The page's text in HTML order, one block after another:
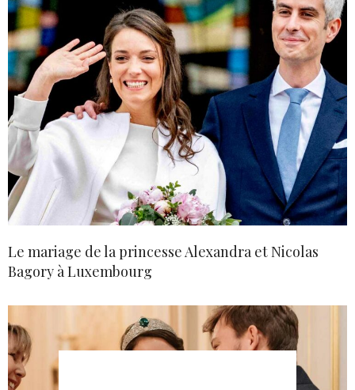
Le mariage de la princesse Alexandra et Nicolas
Bagory à Luxembourg